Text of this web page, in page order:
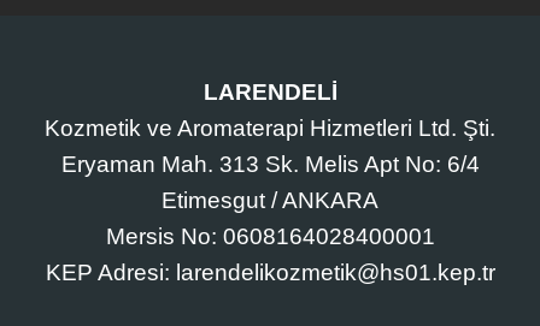
LARENDELİ
Kozmetik ve Aromaterapi Hizmetleri Ltd. Şti.
Eryaman Mah. 313 Sk. Melis Apt No: 6/4
Etimesgut / ANKARA
Mersis No: 0608164028400001
KEP Adresi: larendelikozmetik@hs01.kep.tr